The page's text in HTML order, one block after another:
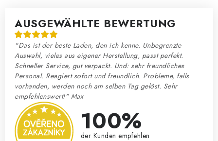
AUSGEWÄHLTE BEWERTUNG
"Das ist der beste Laden, den ich kenne. Unbegrenzte
Auswahl, vieles aus eigener Herstellung, passt perfekt.
Schneller Service, gut verpackt. Und: sehr freundliches
Personal. Reagiert sofort und freundlich. Probleme, falls
vorhanden, werden noch am selben Tag gelöst. Sehr
empfehlenswert!" Max
100%
der Kunden empfehlen